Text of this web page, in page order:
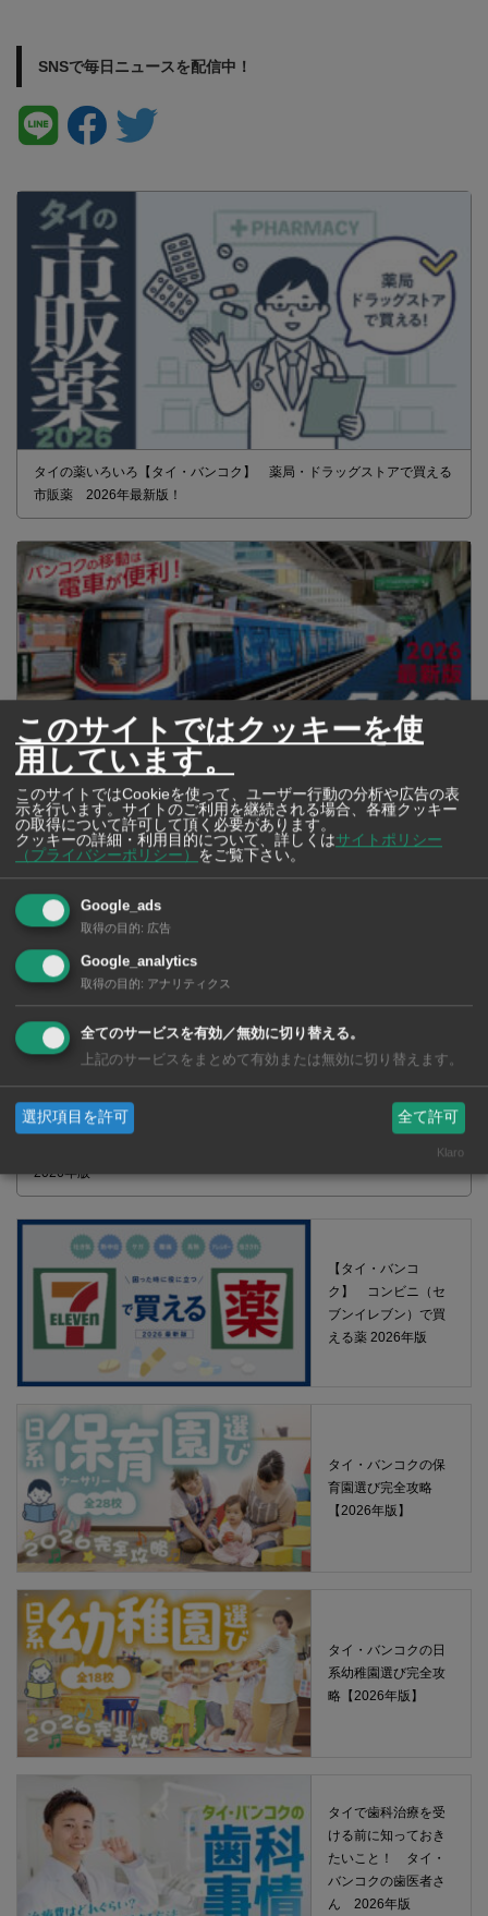
SNSで毎日ニュースを配信中！
タイの薬いろいろ【タイ・バンコク】 薬局・ドラッグストアで買える
市販薬 2026年最新版！
2026年版 タイの鉄道事情 電車でGO！
2026年版
【タイ・バンコ
ク】 コンビニ（セ
ブンイレブン）で買
える薬 2026年版
タイ・バンコクの保
育園選び完全攻略
【2026年版】
タイ・バンコクの日
系幼稚園選び完全攻
略【2026年版】
タイで歯科治療を受
ける前に知っておき
たいこと！ タイ・
バンコクの歯医者さ
ん 2026年版
このサイトではクッキーを使
用しています。
このサイトではCookieを使って、ユーザー行動の分析や広告の表
示を行います。サイトのご利用を継続される場合、各種クッキー
の取得について許可して頂く必要があります。
クッキーの詳細・利用目的について、詳しくはサイトポリシー
（プライバシーポリシー）
をご覧下さい。
Google_ads
取得の目的: 広告
Google_analytics
取得の目的: アナリティクス
全てのサービスを有効／無効に切り替える。
上記のサービスをまとめて有効または無効に切り替えます。
選択項目を許可 全て許可
Klaro